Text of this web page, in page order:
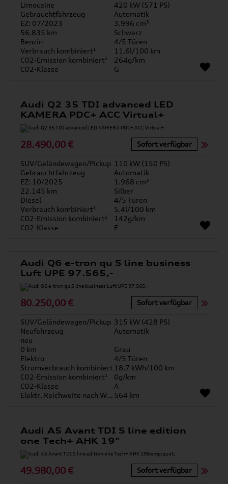
Limousine
420 kW (571 PS)
Gebrauchtfahrzeug
Automatik
EZ: 07/2023
3.996 cm³
56.835 km
Schwarz
Benzin
4/5 Türen
Verbrauch kombiniert¹
11.6l/100 km
CO2-Emission kombiniert¹
264g/km
CO2-Klasse
G
Audi Q2 35 TDI advanced LED
KAMERA PDC+ ACC Virtual+
28.490,00 € Sofort verfügbar
SUV/Geländewagen/Pickup 110 kW (150 PS)
Gebrauchtfahrzeug
Automatik
EZ: 10/2025
1.968 cm³
22.145 km
Silber
Diesel
4/5 Türen
Verbrauch kombiniert¹
5.4l/100 km
CO2-Emission kombiniert¹
142g/km
CO2-Klasse
E
Audi Q6 e-tron qu S line business
Luft UPE 97.565,-
80.250,00 € Sofort verfügbar
SUV/Geländewagen/Pickup 315 kW (428 PS)
Neufahrzeug
Automatik
neu
0 km
Grau
Elektro
4/5 Türen
Stromverbrauch kombiniert 18.7 kWh/100 km
CO2-Emission kombiniert¹
0g/km
CO2-Klasse
A
Elektr. Reichweite nach WLTP* 564 km
Audi A5 Avant TDI S line edition
one Tech+ AHK 19"
49.980,00 € Sofort verfügbar